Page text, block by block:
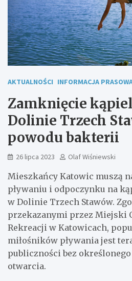
AKTUALNOŚCI INFORMACJA
Zamknięcie
Dolinie Trzech
powodu bakterii
26 lipca 2023 Olaf Wiśniewski
Mieszkańcy Katowic muszą
pływaniu i odpoczynku na
w Dolinie Trzech Stawów.
przekazanymi przez Miejski
Rekreacji w Katowicach,
miłośników pływania jest
publiczności bez
otwarcia.